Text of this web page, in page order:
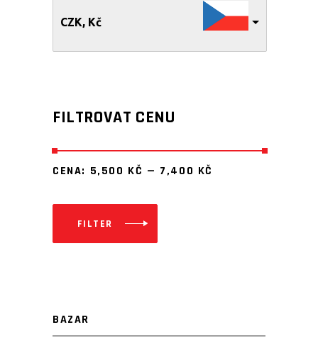
CZK, Kč
FILTROVAT CENU
FILTER
CENA: 5,500 KČ — 7,400 KČ
BAZAR